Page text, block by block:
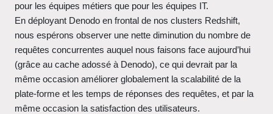
pour les équipes métiers que pour les équipes IT.
En déployant Denodo en frontal de nos clusters Redshift,
nous espérons observer une nette diminution du nombre de
requêtes concurrentes auquel nous faisons face aujourd’hui
(grâce au cache adossé à Denodo), ce qui devrait par la
même occasion améliorer globalement la scalabilité de la
plate-forme et les temps de réponses des requêtes, et par la
même occasion la satisfaction des utilisateurs.